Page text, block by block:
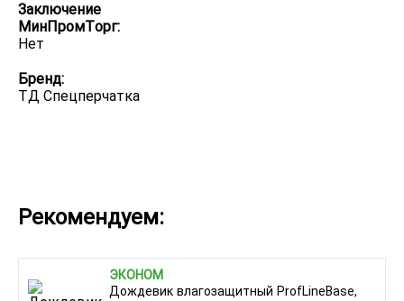
Заключение
МинПромТорг:
Нет
Бренд:
ТД Спецперчатка
Рекомендуем:
ЭКОНОМ
Дождевик влагозащитный ProfLineBase,